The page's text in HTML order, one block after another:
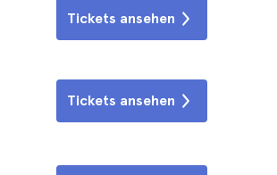
Tickets ansehen
Tickets ansehen